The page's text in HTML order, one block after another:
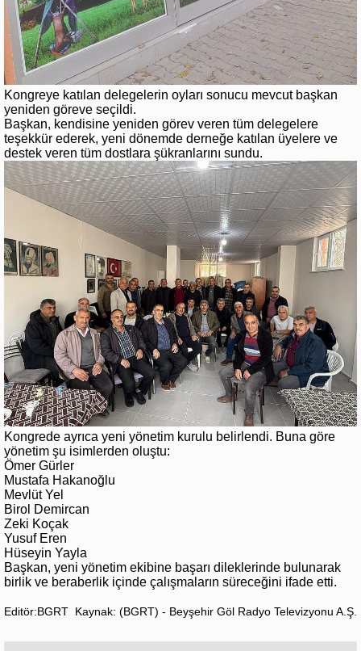
Kongreye katılan delegelerin oyları sonucu mevcut başkan
yeniden göreve seçildi.
Başkan, kendisine yeniden görev veren tüm delegelere
teşekkür ederek, yeni dönemde derneğe katılan üyelere ve
destek veren tüm dostlara şükranlarını sundu.
Kongrede ayrıca yeni yönetim kurulu belirlendi. Buna göre
yönetim şu isimlerden oluştu:
Ömer Gürler
Mustafa Hakanoğlu
Mevlüt Yel
Birol Demircan
Zeki Koçak
Yusuf Eren
Hüseyin Yayla
Başkan, yeni yönetim ekibine başarı dileklerinde bulunarak
birlik ve beraberlik içinde çalışmaların süreceğini ifade etti.
Editör:BGRT Kaynak: (BGRT) - Beyşehir Göl Radyo Televizyonu A.Ş.